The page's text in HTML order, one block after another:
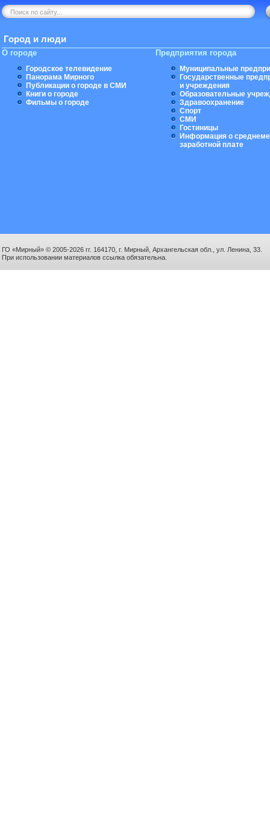
Город и люди
О городе
Городское телевидение
Панорама Мирного
Публикации о городе в СМИ
Книги о городе
Фильмы о городе
Предприятия города
Муниципальные
Государственные
и учреждения
Образовательные
Здравоохранение
Спорт
СМИ
Гостиницы
Информация о
заработной плате
ГО «Мирный» © 2005-2026 гг. 164170, г. Мирный, Архангельская обл., ул. Ленина, 33.
При использовании материалов ссылка обязательна.